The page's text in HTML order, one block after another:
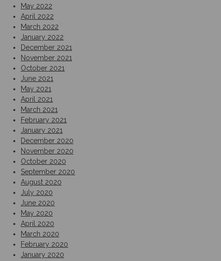
May 2022
April 2022
March 2022
January 2022
December 2021
November 2021
October 2021
June 2021
May 2021
April 2021
March 2021
February 2021
January 2021
December 2020
November 2020
October 2020
September 2020
August 2020
July 2020
June 2020
May 2020
April 2020
March 2020
February 2020
January 2020